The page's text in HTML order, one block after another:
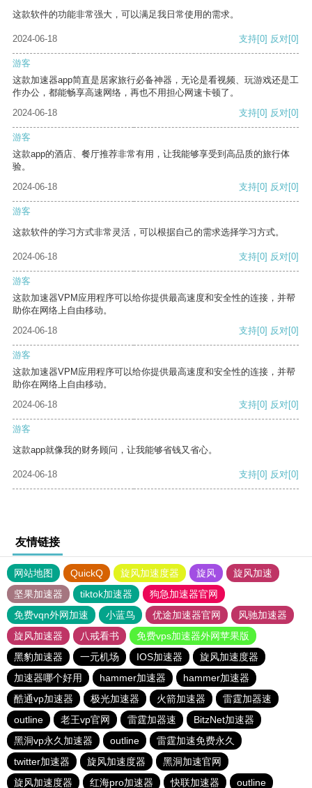
这款软件的功能非常强大，可以满足我日常使用的需求。
2024-06-18 支持[0] 反对[0]
游客
这款加速器app简直是居家旅行必备神器，无论是看视频、玩游戏还是工
作办公，都能畅享高速网络，再也不用担心网速卡顿了。
2024-06-18
支持[0] 反对[0]
游客
这款app的酒店、餐厅推荐非常有用，让我能够享受到高品质的旅行体
验。
2024-06-18
支持[0] 反对[0]
游客
这款软件的学习方式非常灵活，可以根据自己的需求选择学习方式。
2024-06-18 支持[0] 反对[0]
游客
这款加速器VPM应用程序可以给你提供最高速度和安全性的连接，并帮
助你在网络上自由移动。
2024-06-18
支持[0] 反对[0]
游客
这款加速器VPM应用程序可以给你提供最高速度和安全性的连接，并帮
助你在网络上自由移动。
2024-06-18
支持[0] 反对[0]
游客
这款app就像我的财务顾问，让我能够省钱又省心。
2024-06-18 支持[0] 反对[0]
友情链接
网站地图 QuickQ 旋风加速度器 旋风
旋风加速
坚果加速器
tiktok加速器
狗急加速器官网
免费vqn外网加速
小蓝鸟 优途加速器官网
风驰加速器
旋风加速器
八戒看书
免费vps加速器外网苹果版
黑豹加速器
一元机场 IOS加速器
旋风加速度器
加速器哪个好用
hammer加速器
hammer加速器
酷通vp加速器
极光加速器 火箭加速器
雷霆加器速
outline
老王vp官网 雷霆加器速
BitzNet加速器
黑洞vp永久加速器
outline
雷霆加速免费永久
twitter加速器
旋风加速度器
黑洞加速官网
旋风加速度器
红海pro加速器 快联加速器 outline